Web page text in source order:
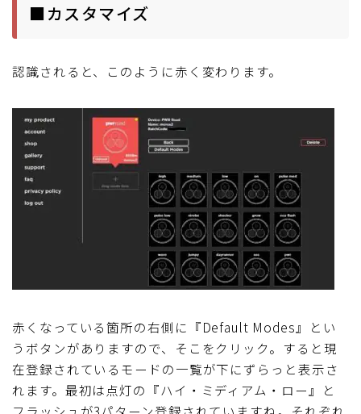
■カスタマイズ
認識されると、このように赤く変わります。
赤くなっている箇所の右側に『Default Modes』とい
うボタンがありますので、そこをクリック。すると現
在登録されているモードの一覧が下にずらっと表示さ
れます。最初は点灯の『ハイ・ミディアム・ロー』と